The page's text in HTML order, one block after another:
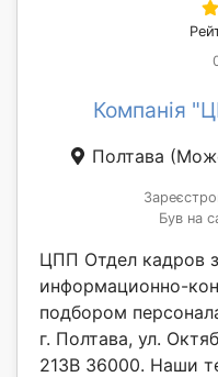
Компанія
Полтава
Був на
ЦПП Отдел кадров
информационно-
подбором
г. Полтава, ул.
213В 36000. Наши